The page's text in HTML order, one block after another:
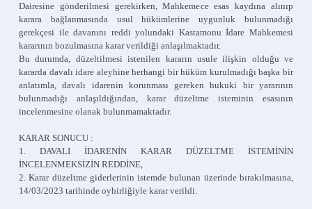
Dairesine gönderilmesi gerekirken, Mahkemece esas kaydına alınıp
karara bağlanmasında usul hükümlerine uygunluk bulunmadığı
gerekçesi ile davanını reddi yolundaki Kastamonu İdare Mahkemesi
kararının bozulmasına karar verildiği anlaşılmaktadır.
Bu durumda, düzeltilmesi istenilen kararın usule ilişkin olduğu ve
kararda davalı idare aleyhine herhangi bir hüküm kurulmadığı başka bir
anlatımla, davalı idarenin korunması gereken hukuki bir yararının
bulunmadığı anlaşıldığından, karar düzeltme isteminin esasının
incelenmesine olanak bulunmamaktadır.
KARAR SONUCU :
1. DAVALI İDARENİN KARAR DÜZELTME İSTEMİNİN
İNCELENMEKSİZİN REDDİNE,
2. Karar düzeltme giderlerinin istemde bulunan üzerinde bırakılmasına,
14/03/2023 tarihinde oybirliğiyle karar verildi.